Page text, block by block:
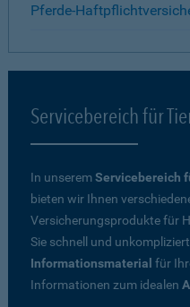
Pferde-
Servicebereich für
In unseremServicebereich
bieten wir Ihnen
Versicherungsprodukte für
Sie schnell und unkompliziert
Informationsmaterial für
Informationen zum idealen